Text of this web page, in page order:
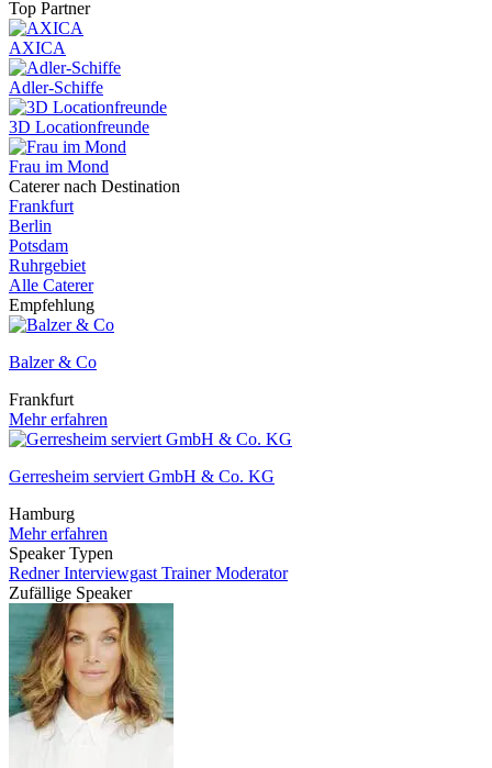
Top Partner
AXICA
Adler-Schiffe
3D Locationfreunde
Frau im Mond
Caterer nach Destination
Frankfurt
Berlin
Potsdam
Ruhrgebiet
Alle Caterer
Empfehlung
Balzer & Co
Frankfurt
Mehr erfahren
Gerresheim serviert GmbH & Co. KG
Hamburg
Mehr erfahren
Speaker Typen
RednerInterviewgast TrainerModerator
Zufällige Speaker